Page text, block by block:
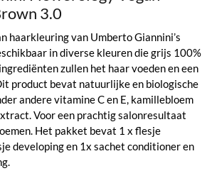
3.0
haarkleuring van Umberto Giannini’s
in diverse kleuren die grijs 100%
zullen het haar voeden en een
product bevat natuurlijke en biologische
andere vitamine C en E, kamillebloem
Voor een prachtig salonresultaat
Het pakket bevat 1 x flesje
developing en 1x sachet conditioner en